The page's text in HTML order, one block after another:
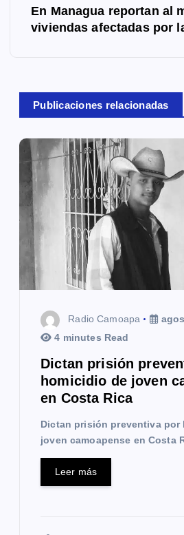
ó
e
n
En Managua reportan al
viviendas afectadas por
Publicaciones relacionadas
Radio Camoapa
4 minutes Read
Dictan prisión
homicidio de joven
en Costa Rica
Dictan prisión preventiva por
joven camoapense en Costa
Leer más